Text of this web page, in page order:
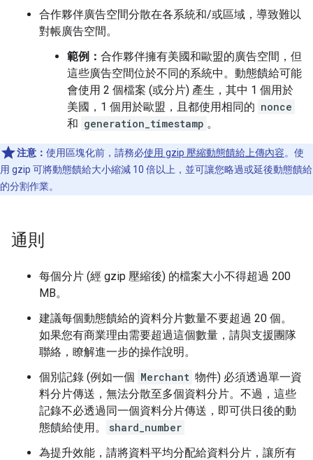
合作夥伴廣告空間分散在各系統和/或區域，導致難以
對帳廣告空間。
範例： 合作夥伴擁有美國和歐盟的廣告空間，但
這些廣告空間位於不同的系統中。動態饋給可能
會使用 2 個檔案 (或分片) 產生，其中 1 個用於
美國，1 個用於歐盟，且都使用相同的 nonce
和 generation_timestamp 。
注意： 使用區塊化前，請務必使用 gzip 壓縮動態饋給上傳內容。使
用 gzip 可將動態饋給大小縮減 10 倍以上，並可讓您略過或延後動態饋給
的分割作業。
通則
每個分片 (經 gzip 壓縮後) 的檔案大小不得超過 200
MB。
建議每個動態饋給的資料分片數量不要超過 20 個。
如果您有商業理由需要超過這個數量，請與支援團隊
聯絡，瞭解進一步的操作說明。
個別記錄 (例如一個 Merchant 物件) 必須透過單一資
料分片傳送，無法分散至多個資料分片。不過，這些
記錄不必透過同一個資料分片傳送，即可供日後的動
態饋給使用。
shard_number
為提升效能，請將資料平均分配給資料分片，讓所有